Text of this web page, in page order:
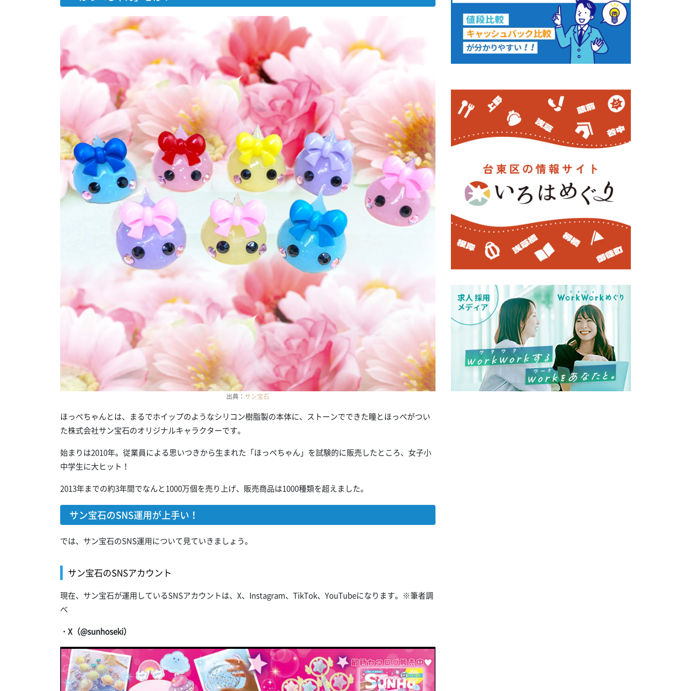
出典： サン宝石
ほっぺちゃんとは、まるでホイップのようなシリコン樹脂製の本体に、ストーンでできた瞳とほっぺがつい
た株式会社サン宝石のオリジナルキャラクターです。
始まりは2010年。従業員による思いつきから生まれた「ほっぺちゃん」を試験的に販売したところ、女子小
中学生に大ヒット！
2013年までの約3年間でなんと1000万個を売り上げ、販売商品は1000種類を超えました。
サン宝石のSNS運用が上手い！
では、サン宝石のSNS運用について見ていきましょう。
サン宝石のSNSアカウント
現在、サン宝石が運用しているSNSアカウントは、X、Instagram、TikTok、YouTubeになります。※筆者調
べ
・X（@sunhoseki）